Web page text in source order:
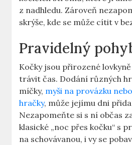
z nadhledu. Zároveň
skrýše, kde se může cítit v
Pravidelný
Kočky jsou přirozené
trávit čas. Dodání různých
míčky, myši na provázku
hračky, může jejímu dni
Nezapomeňte si s ní občas
klasické „noc přes kočku“ s
na schovávanou, i vy se